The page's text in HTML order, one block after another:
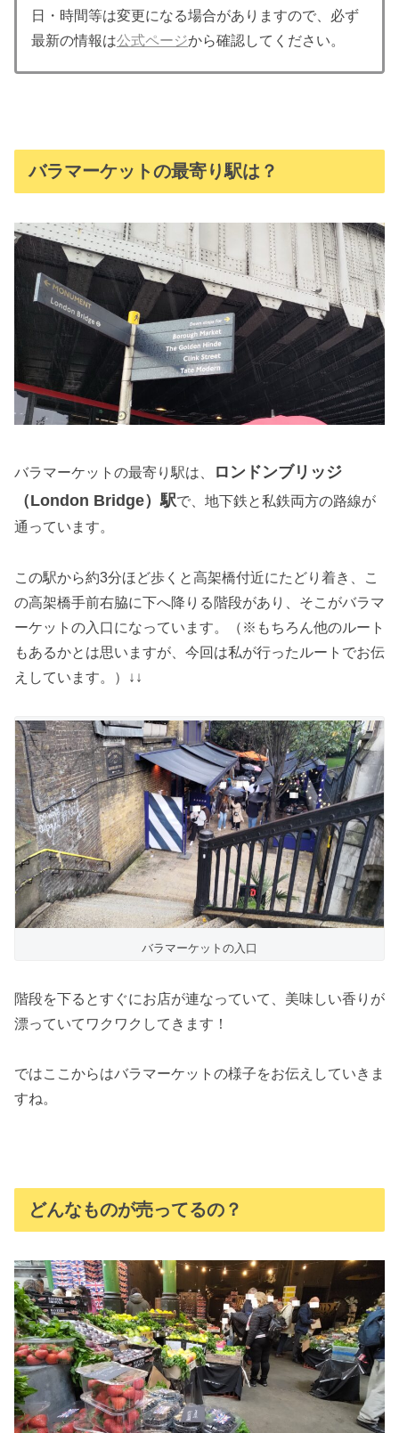
日・時間等は変更になる場合がありますので、必ず
最新の情報は公式ページから確認してください。
バラマーケットの最寄り駅は？
バラマーケットの最寄り駅は、
ロンドンブリッジ
（London Bridge）駅で、地下鉄と私鉄両方の路線が
通っています。
この駅から約3分ほど歩くと高架橋付近にたどり着き、こ
の高架橋手前右脇に下へ降りる階段があり、そこがバラマ
ーケットの入口になっています。（※もちろん他のルート
もあるかとは思いますが、今回は私が行ったルートでお伝
えしています。）↓↓
バラマーケットの入口
階段を下るとすぐにお店が連なっていて、美味しい香りが
漂っていてワクワクしてきます！
ではここからはバラマーケットの様子をお伝えしていきま
すね。
どんなものが売ってるの？